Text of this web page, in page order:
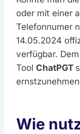
oder mit einer
Telefonnumer
14.05.2024
verfügbar.
Tool ChatPGT
Wie